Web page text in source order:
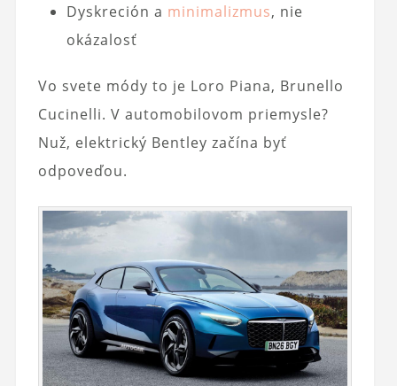
Dyskreción a minimalizmus, nie
okázalosť
Vo svete módy to je Loro Piana, Brunello
Cucinelli. V automobilovom priemysle?
Nuž, elektrický Bentley začína byť
odpoveďou.